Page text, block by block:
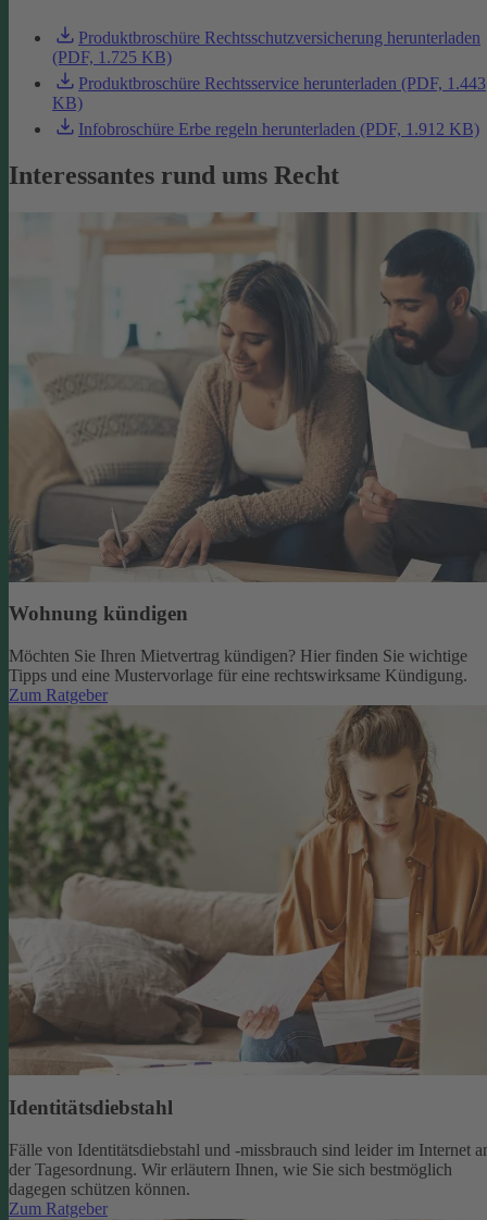
Produktbroschüre Rechtsschutzversicherung herunterladen
(PDF, 1.725 KB)
Produktbroschüre Rechtsservice herunterladen (PDF, 1.443
KB)
Infobroschüre Erbe regeln herunterladen (PDF, 1.912 KB)
Interessantes rund ums Recht
Wohnung kündigen
Möchten Sie Ihren Mietvertrag kündigen? Hier finden Sie wichtige
Tipps und eine Mustervorlage für eine rechtswirksame Kündigung.
Zum Ratgeber
Identitätsdiebstahl
Fälle von Identitätsdiebstahl und -missbrauch sind leider im Internet
der Tagesordnung. Wir erläutern Ihnen, wie Sie sich bestmöglich
dagegen schützen können.
Zum Ratgeber